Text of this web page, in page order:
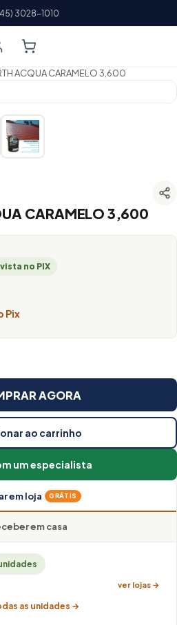
3028-1010
ACQUA CARAMELO 3,600
CARAMELO 3,600
no PIX
Pix
AGORA
ao carrinho
um especialista
em loja GRÁTIS
em casa
ver lojas →
as unidades →